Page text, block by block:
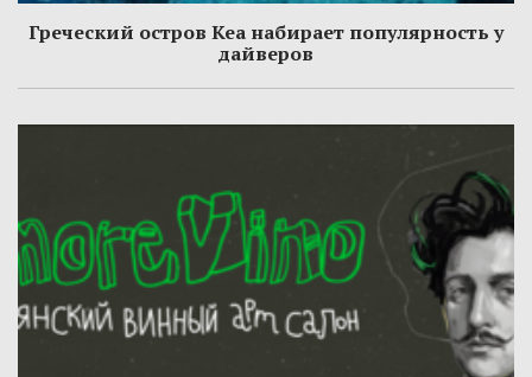
Греческий остров Кеа набирает популярность у
дайверов